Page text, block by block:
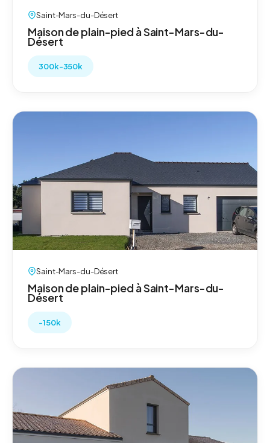
Saint-Mars-du-Désert
Maison de plain-pied à Saint-Mars-du-
Désert
300k-350k
Saint-Mars-du-Désert
Maison de plain-pied à Saint-Mars-du-
Désert
-150k